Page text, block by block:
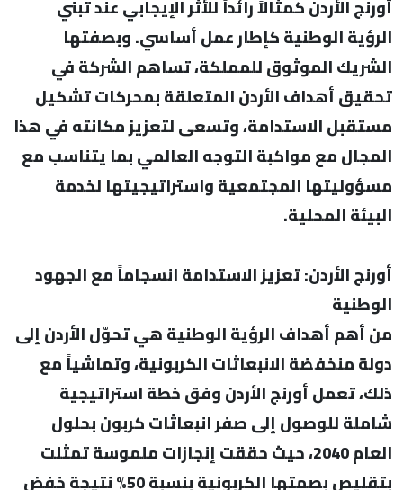
أورنج الأردن كمثالاً رائداً للأثر الإيجابي عند تبني
الرؤية الوطنية كإطار عمل أساسي. وبصفتها
الشريك الموثوق للمملكة، تساهم الشركة في
تحقيق أهداف الأردن المتعلقة بمحركات تشكيل
مستقبل الاستدامة، وتسعى لتعزيز مكانته في هذا
المجال مع مواكبة التوجه العالمي بما يتناسب مع
مسؤوليتها المجتمعية واستراتيجيتها لخدمة
البيئة المحلية.
أورنج الأردن: تعزيز الاستدامة انسجاماً مع الجهود
الوطنية
من أهم أهداف الرؤية الوطنية هي تحوّل الأردن إلى
دولة منخفضة الانبعاثات الكربونية، وتماشياً مع
ذلك، تعمل أورنج الأردن وفق خطة استراتيجية
شاملة للوصول إلى صفر انبعاثات كربون بحلول
العام 2040، حيث حققت إنجازات ملموسة تمثلت
بتقليص بصمتها الكربونية بنسبة 50% نتيجة خفض